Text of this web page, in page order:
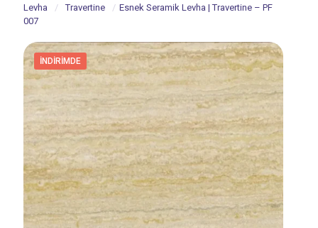
Levha
/ Travertine / Esnek Seramik Levha | Travertine – PF
007
İNDIRIMDE